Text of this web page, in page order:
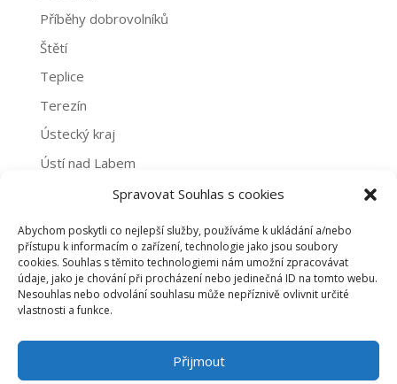
Spravovat Souhlas s cookies
Abychom poskytli co nejlepší služby, používáme k ukládání a/nebo
přístupu k informacím o zařízení, technologie jako jsou soubory
cookies. Souhlas s těmito technologiemi nám umožní zpracovávat
údaje, jako je chování při procházení nebo jedinečná ID na tomto webu.
Nesouhlas nebo odvolání souhlasu může nepříznivě ovlivnit určité
vlastnosti a funkce.
Přijmout
Příběhy dobrovolníků
Štětí
Teplice
Terezín
Ústecký kraj
Ústí nad Labem
Archivy
Archivy
PROHLÁŠENÍ O NAKLÁDÁNÍ S OSOBNÍMI ÚDAJI
ZÁSADY COOKIES (EU)